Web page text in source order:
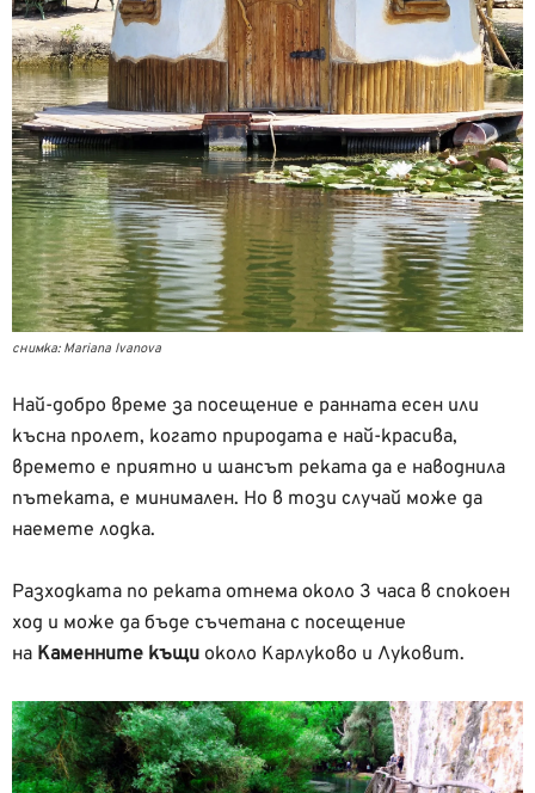
снимка: Mariana Ivanova
Най-добро време за посещение е ранната есен или
късна пролет, когато природата е най-красива,
времето е приятно и шансът реката да е наводнила
пътеката, е минимален. Но в този случай може да
наемете лодка.
Разходката по реката отнема около 3 часа в спокоен
ход и може да бъде съчетана с посещение
на Каменните къщи около Карлуково и Луковит.